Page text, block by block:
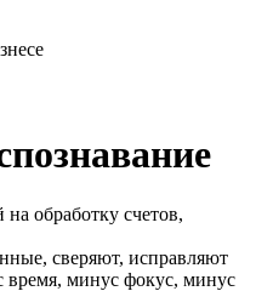
обработку счетов,
сверяют, исправляют
минус фокус, минус